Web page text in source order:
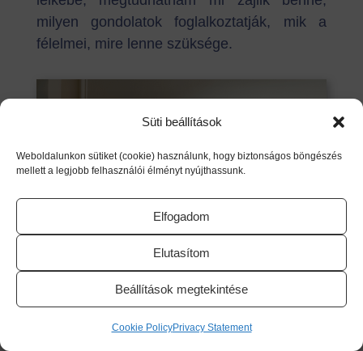
Süti beállítások
Weboldalunkon sütiket (cookie) használunk, hogy biztonságos böngészés
mellett a legjobb felhasználói élményt nyújthassunk.
Elfogadom
Elutasítom
Beállítások megtekintése
Cookie PolicyPrivacy Statement
milyen gondolatok foglalkoztatják, mik a
félelmei, mire lenne szüksége.